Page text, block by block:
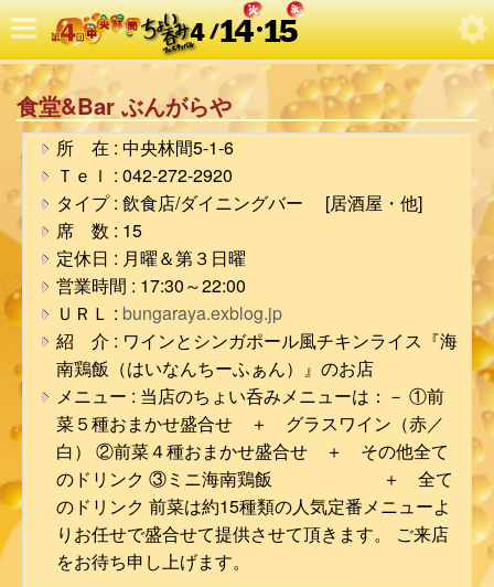
食堂&Bar ぶんがらや
所 在 : 中央林間5-1-6
Ｔｅｌ : 042-272-2920
タイプ : 飲食店/ダイニングバー [居酒屋・他]
席 数 : 15
定休日 : 月曜＆第３日曜
営業時間 : 17:30～22:00
ＵＲＬ : bungaraya.exblog.jp
紹 介 : ワインとシンガポール風チキンライス『海
南鶏飯（はいなんちーふぁん）』のお店
メニュー : 当店のちょい呑みメニューは：－ ①前
菜５種おまかせ盛合せ ＋ グラスワイン（赤／
白） ②前菜４種おまかせ盛合せ ＋ その他全て
のドリンク ③ミニ海南鶏飯 ＋ 全て
のドリンク 前菜は約15種類の人気定番メニューよ
りお任せで盛合せて提供させて頂きます。 ご来店
をお待ち申し上げます。